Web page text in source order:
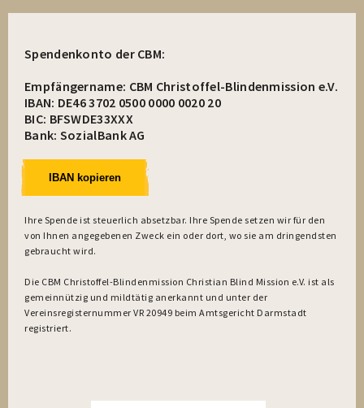
Spendenkonto der CBM:
Empfängername: CBM Christoffel-Blindenmission e.V.
IBAN: DE46 3702 0500 0000 0020 20
BIC: BFSWDE33XXX
Bank: SozialBank AG
IBAN kopieren
Ihre Spende ist steuerlich absetzbar. Ihre Spende setzen wir für den
von Ihnen angegebenen Zweck ein oder dort, wo sie am dringendsten
gebraucht wird.
Die CBM Christoffel-Blindenmission Christian Blind Mission e.V. ist als
gemeinnützig und mildtätig anerkannt und unter der
Vereinsregisternummer VR 20949 beim Amtsgericht Darmstadt
registriert.